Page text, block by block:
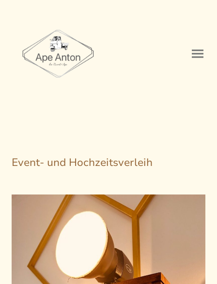
Event- und Hochzeitsverleih